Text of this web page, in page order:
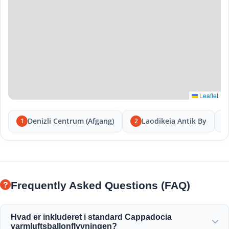
Leaflet
1 Denizli Centrum (Afgang) 2 Laodikeia Antik By
Frequently Asked Questions (FAQ)
Hvad er inkluderet i standard Cappadocia
varmluftsballonflyvningen?